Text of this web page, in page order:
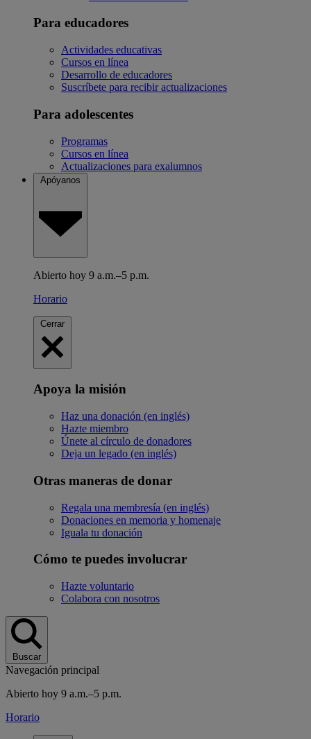
Para educadores
Actividades educativas
Cursos en línea
Desarrollo de educadores
Suscríbete para recibir actualizaciones
Para adolescentes
Programas
Cursos en línea
Actualizaciones para exalumnos
Apóyanos
Abierto hoy 9 a.m.–5 p.m.
Horario
Cerrar
Apoya la misión
Haz una donación (en inglés)
Hazte miembro
Únete al círculo de donadores
Deja un legado (en inglés)
Otras maneras de donar
Regala una membresía (en inglés)
Donaciones en memoria y homenaje
Iguala tu donación
Cómo te puedes involucrar
Hazte voluntario
Colabora con nosotros
Buscar
Navegación principal
Abierto hoy 9 a.m.–5 p.m.
Horario